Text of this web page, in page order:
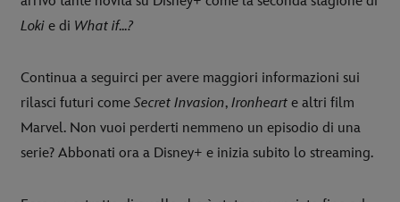
Loki e di What if...?
Continua a seguirci per avere maggiori informazioni sui
rilasci futuri come Secret Invasion, Ironheart e altri film
Marvel. Non vuoi perderti nemmeno un episodio di una
serie? Abbonati ora a Disney+ e inizia subito lo streaming.